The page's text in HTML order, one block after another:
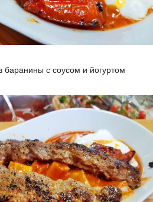
с соусом и йогуртом